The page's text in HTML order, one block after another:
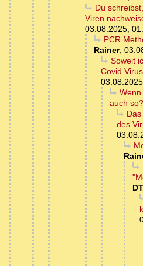
Du
Viren
03.08.2025,
PCR
Rainer,
Soweit
Covid
auch so?
des
DT